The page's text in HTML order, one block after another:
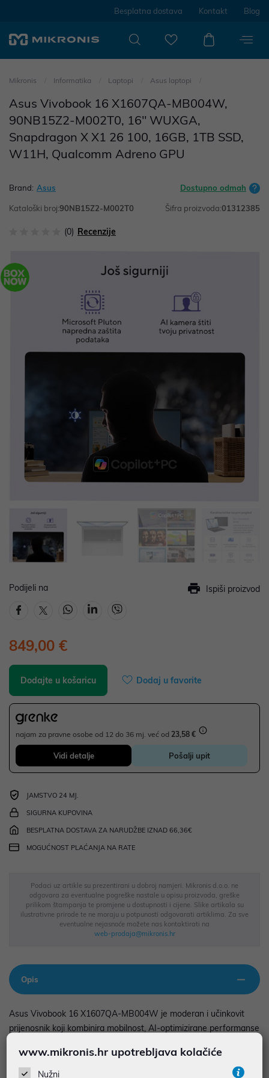
Besplatna dostava Kontakt Blog
Mikronis Informatika Laptopi Asus laptopi
Asus Vivobook 16 X1607QA-MB004W,
90NB15Z2-M002T0, 16" WUXGA,
Snapdragon X X1 26 100, 16GB, 1TB SSD,
W11H, Qualcomm Adreno GPU
Brand: Asus Dostupno odmah
Kataloški broj:90NB15Z2-M002T0 Šifra proizvoda:01312385
(0) Recenzije
Podijeli na Ispiši proizvod
849,00 €
Dodajte u košaricu Dodaj u favorite
najam za pravne osobe od 12 do 36 mj. već od 23,58 €
Vidi detalje Pošalji upit
JAMSTVO 24 MJ.
SIGURNA KUPOVINA
BESPLATNA DOSTAVA ZA NARUDŽBE IZNAD 66,36€
MOGUĆNOST PLAĆANJA NA RATE
Podaci uz artikle su prezentirani u dobroj namjeri. Mikronis d.o.o. ne
odgovara za eventualne pogreške nastale u opisu proizvoda, greške
prilikom štampanja te promjene u dostupnosti i cijene. Slike artikala su
ilustrativne prirode te ne moraju u potpunosti odgovarati artiklima. Za sve
eventualne nejasnoće možete nas kontaktirati na
web-prodaja@mikronis.hr
Opis
Asus Vivobook 16 X1607QA-MB004W je moderan i učinkovit
prijenosnik koji kombinira mobilnost, AI-optimizirane performanse
procesor s naprednim Hexagon NPU-om (do 45 TOPS), uz 16GB
LPDDR5X RAM-a i 1TB PCIe 4.0 SSD, što osigurava brzo
www.mikronis.hr upotrebljava kolačiće
Nužni